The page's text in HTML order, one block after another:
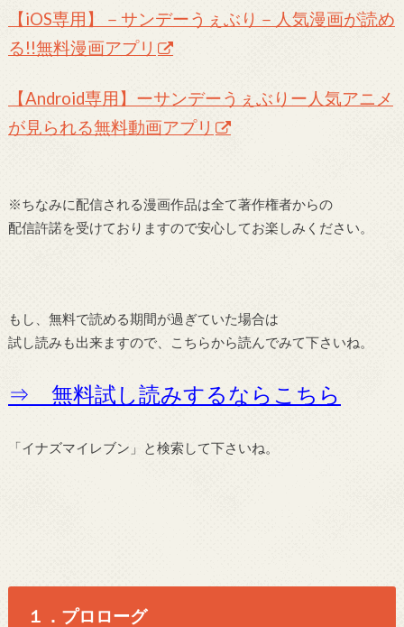
【iOS専用】－サンデーうぇぶり－人気漫画が読め
る!!無料漫画アプリ
【Android専用】ーサンデーうぇぶりー人気アニメ
が見られる無料動画アプリ
※ちなみに配信される漫画作品は全て著作権者からの
配信許諾を受けておりますので安心してお楽しみください。
もし、無料で読める期間が過ぎていた場合は
試し読みも出来ますので、こちらから読んでみて下さいね。
⇒ 無料試し読みするならこちら
「イナズマイレブン」と検索して下さいね。
１．プロローグ